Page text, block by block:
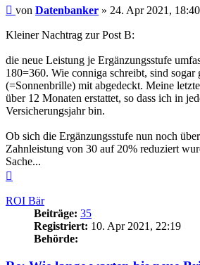
Beitrag
von Datenbanker » 24. Apr 2021, 18:40
Kleiner Nachtrag zur Post B:
die neue Leistung je Ergänzungsstufe
180=360. Wie conniga schreibt, sind sogar
(=Sonnenbrille) mit abgedeckt. Meine
über 12 Monaten erstattet, so dass ich in
Versicherungsjahr bin.
Ob sich die Ergänzungsstufe nun noch
Zahnleistung von 30 auf 20% reduziert
Sache...
ROI Bär
Beiträge: 35
Registriert: 10. Apr 2021, 22:19
Behörde: